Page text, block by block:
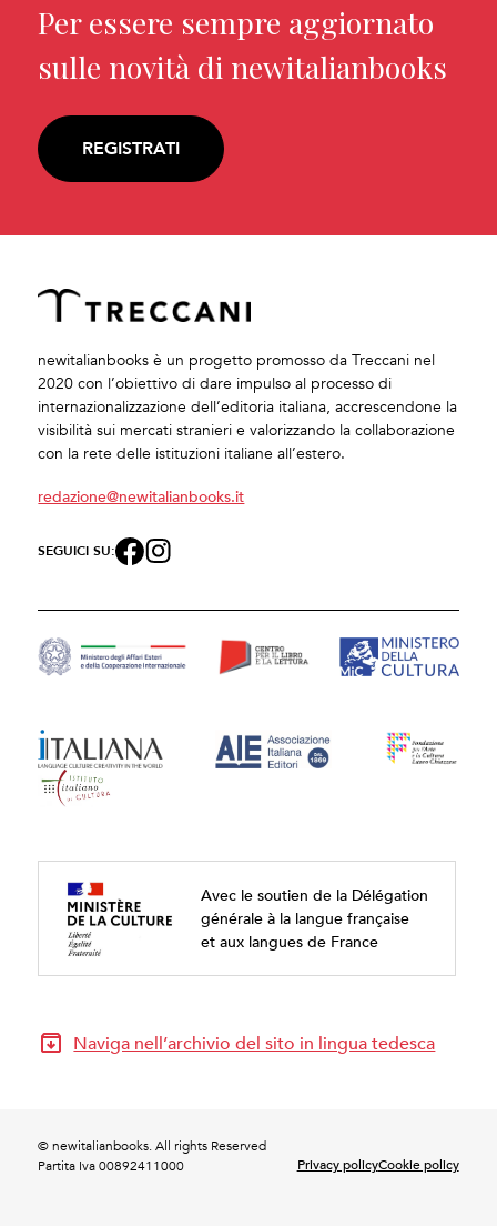
Per essere sempre aggiornato
sulle novità di newitalianbooks
REGISTRATI
newitalianbooks è un progetto promosso da Treccani nel
2020 con l’obiettivo di dare impulso al processo di
internazionalizzazione dell’editoria italiana, accrescendone la
visibilità sui mercati stranieri e valorizzando la collaborazione
con la rete delle istituzioni italiane all’estero.
redazione@newitalianbooks.it
SEGUICI SU:
Avec le soutien de la Délégation
générale à la langue française
et aux langues de France
Naviga nell’archivio del sito in lingua tedesca
© newitalianbooks. All rights Reserved
Partita Iva 00892411000
Privacy policyCookie policy